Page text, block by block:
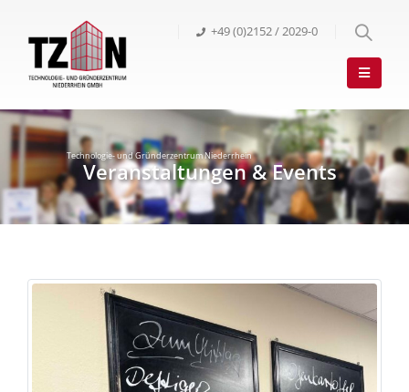
+49 (0)2152 / 2029-0